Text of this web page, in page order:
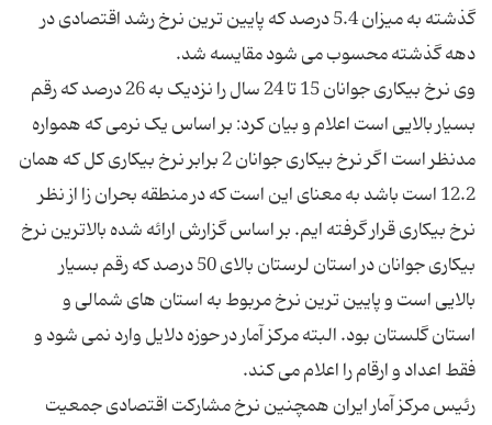
گذشته به میزان 5.4 درصد که پایین ترین نرخ رشد اقتصادی در
وی نرخ بیکاری جوانان 15 تا 24 سال را نزدیک به 26 درصد که رقم
بسیار بالایی است اعلام و بیان کرد: بر اساس یک نرمی که همواره
مدنظر است اگر نرخ بیکاری جوانان 2 برابر نرخ بیکاری کل که همان
12.2 است باشد به معنای این است که در منطقه بحران زا از نظر
نرخ بیکاری قرار گرفته ایم. بر اساس گزارش ارائه شده بالاترین نرخ
بیکاری جوانان در استان لرستان بالای 50 درصد که رقم بسیار
بالایی است و پایین ترین نرخ مربوط به استان های شمالی و
استان گلستان بود. البته مرکز آمار در حوزه دلایل وارد نمی شود و
رئیس مرکز آمار ایران همچنین نرخ مشارکت اقتصادی جمعیت